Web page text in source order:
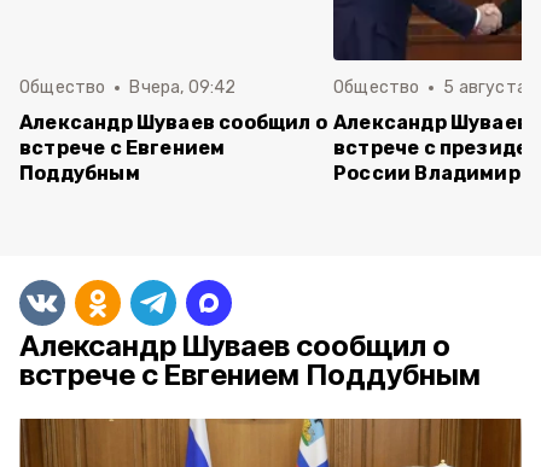
Общество Вчера, 09:42
Александр Шуваев сообщил о
встрече с Евгением
Поддубным
Общество 5 августа ,
Александр Шуваев
встрече с
России
Александр Шуваев сообщил о
встрече с Евгением Поддубным